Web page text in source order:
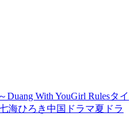
Duang With YouGirl Rulesタイ
海ひろき中国ドラマ夏ドラ